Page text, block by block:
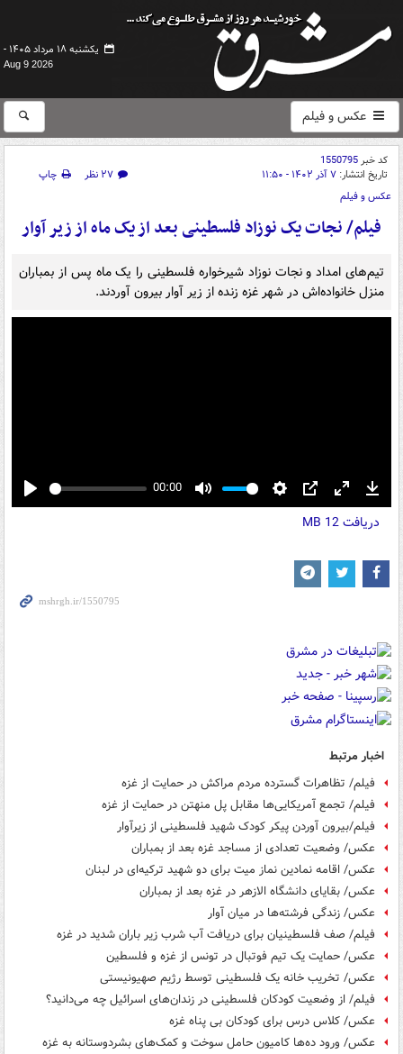
یکشنبه ۱۸ مرداد ۱۴۰۵ -
Aug 9 2026
عکس و فیلم
کد خبر1550795
تاریخ انتشار: ۷ آذر ۱۴۰۲ - ۱۱:۵۰ ۲۷ نظر
چاپ
عکس و فیلم
فیلم/ نجات یک نوزاد فلسطینی بعد از یک ماه از زیر آوار
تیم‌های امداد و نجات نوزاد شیرخواره فلسطینی را یک ماه پس از بمباران
منزل خانواده‌اش در شهر غزه زنده از زیر آوار بیرون آوردند.
Play
00:00
Mute Settings
PIP Enter
fullscreen
دریافت12 MB
اخبار مرتبط
فیلم/ تظاهرات گسترده مردم مراکش در حمایت از غزه
فیلم/ تجمع آمریکایی‌ها مقابل پل منهتن در حمایت از غزه
فیلم/بیرون آوردن پیکر کودک شهید فلسطینی از زیرآوار
عکس/ وضعیت تعدادی از مساجد غزه بعد از بمباران
عکس/ اقامه نمادین نماز میت برای دو شهید ترکیه‌ای در لبنان
عکس/ بقایای دانشگاه الازهر در غزه بعد از بمباران
عکس/ زندگی فرشته‌ها در میان آوار
فیلم/ صف فلسطینیان برای دریافت آب شرب زیر باران شدید در غزه
عکس/ حمایت یک تیم فوتبال در تونس از غزه و فلسطین
عکس/ تخریب خانه یک فلسطینی توسط رژیم صهیونیستی
فیلم/ از وضعیت کودکان فلسطینی در زندان‌های اسرائیل چه می‌دانید؟
عکس/ کلاس درس برای کودکان بی پناه غزه
عکس/ ورود ده‌ها کامیون حامل سوخت و کمک‌های بشردوستانه به غزه